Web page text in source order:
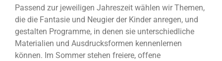
Passend zur jeweiligen Jahreszeit wählen wir Themen,
die die Fantasie und Neugier der Kinder anregen, und
gestalten Programme, in denen sie unterschiedliche
Materialien und Ausdrucksformen kennenlernen
können. Im Sommer stehen freiere, offene